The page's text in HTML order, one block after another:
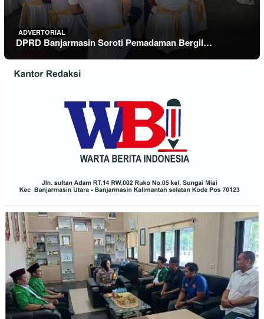
ADVERTORIAL
DPRD Banjarmasin Soroti Pemadaman Bergil…